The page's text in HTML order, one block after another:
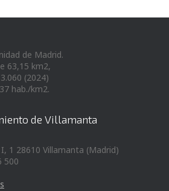
de Madrid.
63,15 km2,
(2024)
hab./km2.
de Villamanta
I, 1 28610 Villamanta (Madrid)
500